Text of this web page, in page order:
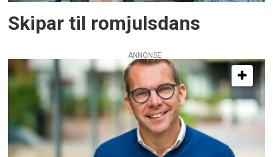
Skipar til romjulsdans
ANNONSE